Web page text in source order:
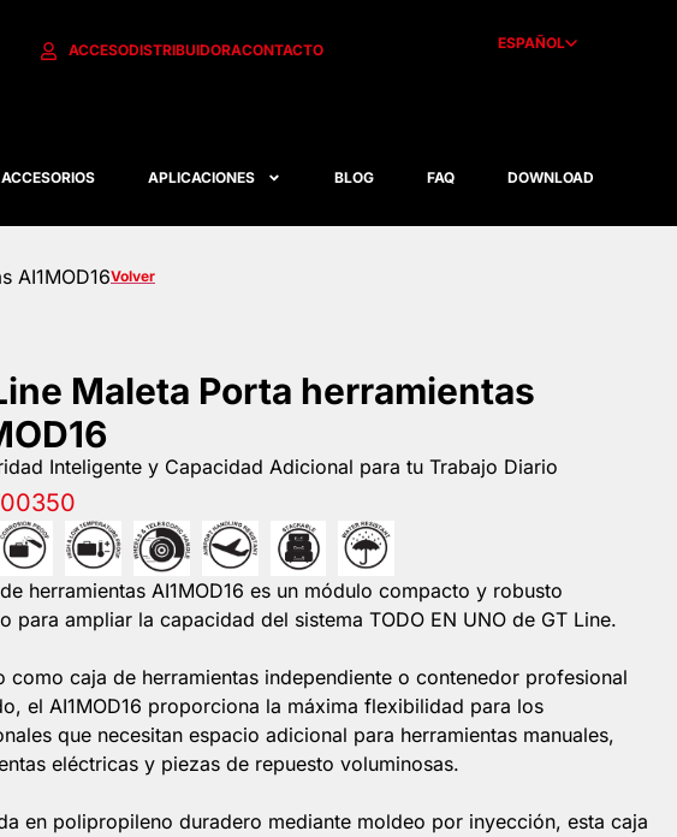
ACCESODISTRIBUIDORACONTACTO ESPAÑOL
ACCESORIOS APLICACIONES BLOG FAQ DOWNLOAD
AI1MOD16Volver
Maleta Porta herramientas
Inteligente y Capacidad Adicional para tu Trabajo Diario
herramientas AI1MOD16 es un módulo compacto y robusto
para ampliar la capacidad del sistema TODO EN UNO de GT Line.
como caja de herramientas independiente o contenedor profesional
el AI1MOD16 proporciona la máxima flexibilidad para los
que necesitan espacio adicional para herramientas manuales,
eléctricas y piezas de repuesto voluminosas.
en polipropileno duradero mediante moldeo por inyección, esta caja